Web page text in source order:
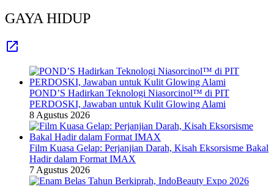
GAYA HIDUP
POND’S Hadirkan Teknologi Niasorcinol™ di PIT
PERDOSKI, Jawaban untuk Kulit Glowing Alami
8 Agustus 2026
Film Kuasa Gelap: Perjanjian Darah, Kisah Eksorsisme Bakal
Hadir dalam Format IMAX
7 Agustus 2026